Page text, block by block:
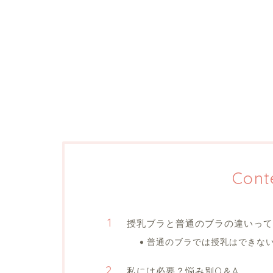
授乳ブラと普通のブラの違いって
普通のブラでは授乳はできな